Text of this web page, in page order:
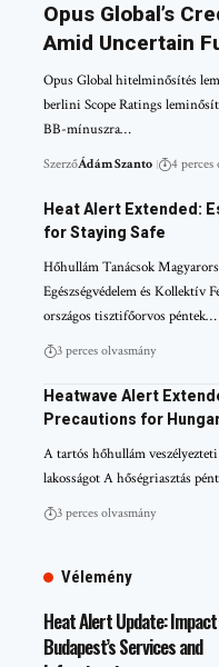
Opus Global’s
Amid Uncertain
Opus Global hitelminősítés
berlini Scope Ratings
BB-mínuszra…
SzerzőÁdám Szanto 4 perces
Heat Alert Extended:
for Staying Safe
Hőhullám Tanácsok
Egészségvédelem és Kollektív
országos tisztifőorvos péntek…
3 perces olvasmány
Heatwave Alert
Precautions for
A tartós hőhullám
lakosságot A hőségriasztás
3 perces olvasmány
Vélemény
Heat Alert Update:
Budapest’s Services and